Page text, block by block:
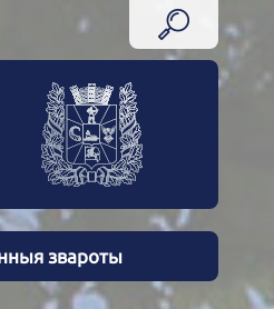
звароты